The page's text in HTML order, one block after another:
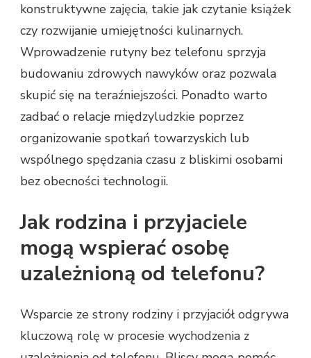
konstruktywne zajęcia, takie jak czytanie książek
czy rozwijanie umiejętności kulinarnych.
Wprowadzenie rutyny bez telefonu sprzyja
budowaniu zdrowych nawyków oraz pozwala
skupić się na teraźniejszości. Ponadto warto
zadbać o relacje międzyludzkie poprzez
organizowanie spotkań towarzyskich lub
wspólnego spędzania czasu z bliskimi osobami
bez obecności technologii.
Jak rodzina i przyjaciele
mogą wspierać osobę
uzależnioną od telefonu?
Wsparcie ze strony rodziny i przyjaciół odgrywa
kluczową rolę w procesie wychodzenia z